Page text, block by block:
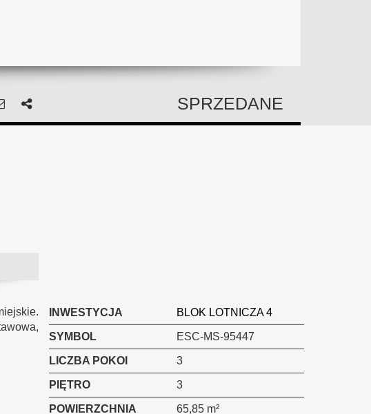
SPRZEDANE
INWESTYCJA BLOK LOTNICZA 4
SYMBOL ESC-MS-95447
LICZBA POKOI 3
PIĘTRO 3
POWIERZCHNIA 65,85 m²